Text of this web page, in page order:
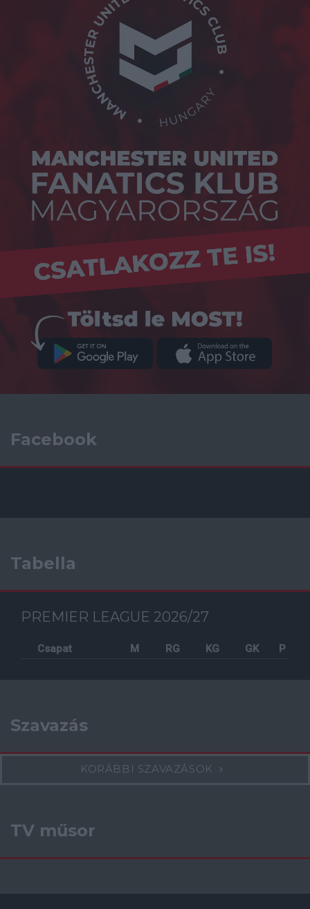
Facebook
Tabella
PREMIER LEAGUE 2026/27
Csapat M RG KG GK P
Szavazás
KORÁBBI SZAVAZÁSOK
TV műsor